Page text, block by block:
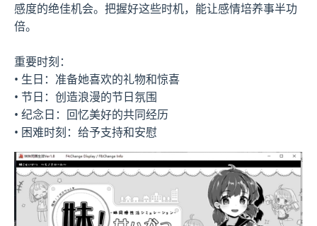
感度的绝佳机会。把握好这些时机，能让感情培养事半功
倍。
重要时刻：
• 生日：准备她喜欢的礼物和惊喜
• 节日：创造浪漫的节日氛围
• 纪念日：回忆美好的共同经历
• 困难时刻：给予支持和安慰